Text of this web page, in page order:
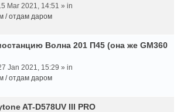
Mar 2021, 14:51 » in
/ отдам даром
Волна 201 П45 (она же GM360
Jan 2021, 15:29 » in
/ отдам даром
AT-D578UV III PRO